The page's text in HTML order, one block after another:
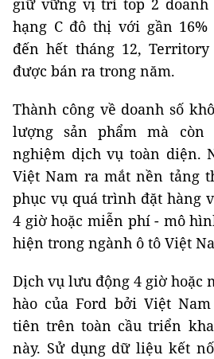
giữ vững vị trí top 2 doanh
hạng C đô thị với gần
đến hết tháng 12,
được bán ra trong năm.
Thành công về doanh số
lượng sản phẩm mà
nghiệm dịch vụ toàn diện.
Việt Nam ra mắt nền tảng
phục vụ quá trình đặt hàng
4 giờ hoặc miễn phí - mô
hiện trong ngành ô tô Việt
Dịch vụ lưu động 4 giờ hoặc
hào của Ford bởi Việt
tiên trên toàn cầu triển
này. Sử dụng dữ liệu kết